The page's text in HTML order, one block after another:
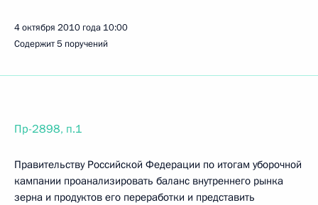
4 октября 2010 года 10:00
Содержит 5 поручений
Пр-2898, п.1
Правительству Российской Федерации по итогам уборочной
кампании проанализировать баланс внутреннего рынка
зерна и продуктов его переработки и представить